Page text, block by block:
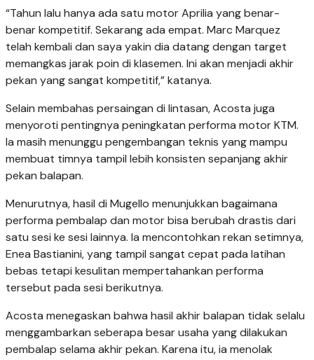
“Tahun lalu hanya ada satu motor Aprilia yang benar-
benar kompetitif. Sekarang ada empat. Marc Marquez
telah kembali dan saya yakin dia datang dengan target
memangkas jarak poin di klasemen. Ini akan menjadi akhir
pekan yang sangat kompetitif,” katanya.
Selain membahas persaingan di lintasan, Acosta juga
menyoroti pentingnya peningkatan performa motor KTM.
Ia masih menunggu pengembangan teknis yang mampu
membuat timnya tampil lebih konsisten sepanjang akhir
pekan balapan.
Menurutnya, hasil di Mugello menunjukkan bagaimana
performa pembalap dan motor bisa berubah drastis dari
satu sesi ke sesi lainnya. Ia mencontohkan rekan setimnya,
Enea Bastianini, yang tampil sangat cepat pada latihan
bebas tetapi kesulitan mempertahankan performa
tersebut pada sesi berikutnya.
Acosta menegaskan bahwa hasil akhir balapan tidak selalu
menggambarkan seberapa besar usaha yang dilakukan
pembalap selama akhir pekan. Karena itu, ia menolak